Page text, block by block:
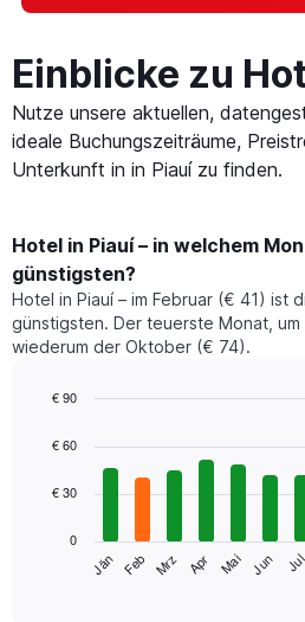
Einblicke zu
Nutze unsere aktuellen,
ideale Buchungszeiträume,
Unterkunft in in Piauí zu finden.
Hotel in Piauí – in welchem
günstigsten?
Hotel in Piauí – im Februar (€ 41) ist
günstigsten. Der teuerste Monat,
wiederum der Oktober (€ 74).
chart
bars.
Das
folgende
graphic.
Jän Feb Mrz Apr Mai Jun Jul
0
€ 30
€ 60
€ 90